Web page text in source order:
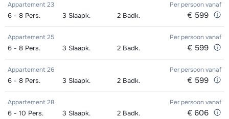
middags - Gemiddeld (2-4 weken)
van week
Groepsles ski Kind (5 - 13 jaar) 's
middags - Gevorderd (min. 4 weken)
afhankelijk
van week
Groepsles snowboard vanaf 5 jaar
's middags - Beginner (0 weken)
afhankelijk
Groepsles snowboard vanaf 5 jaar
afhankelijk
Appartement 23 Per persoonvanaf
6 - 8 Pers. 3 Slaapk. 2 Badk. € 599
Appartement 25 Per persoonvanaf
6 - 8 Pers. 3 Slaapk. 2 Badk. € 599
Appartement 26 Per persoonvanaf
6 - 8 Pers. 3 Slaapk. 2 Badk. € 599
Appartement 28 Per persoonvanaf
6 - 10 Pers. 3 Slaapk. 2 Badk. € 606